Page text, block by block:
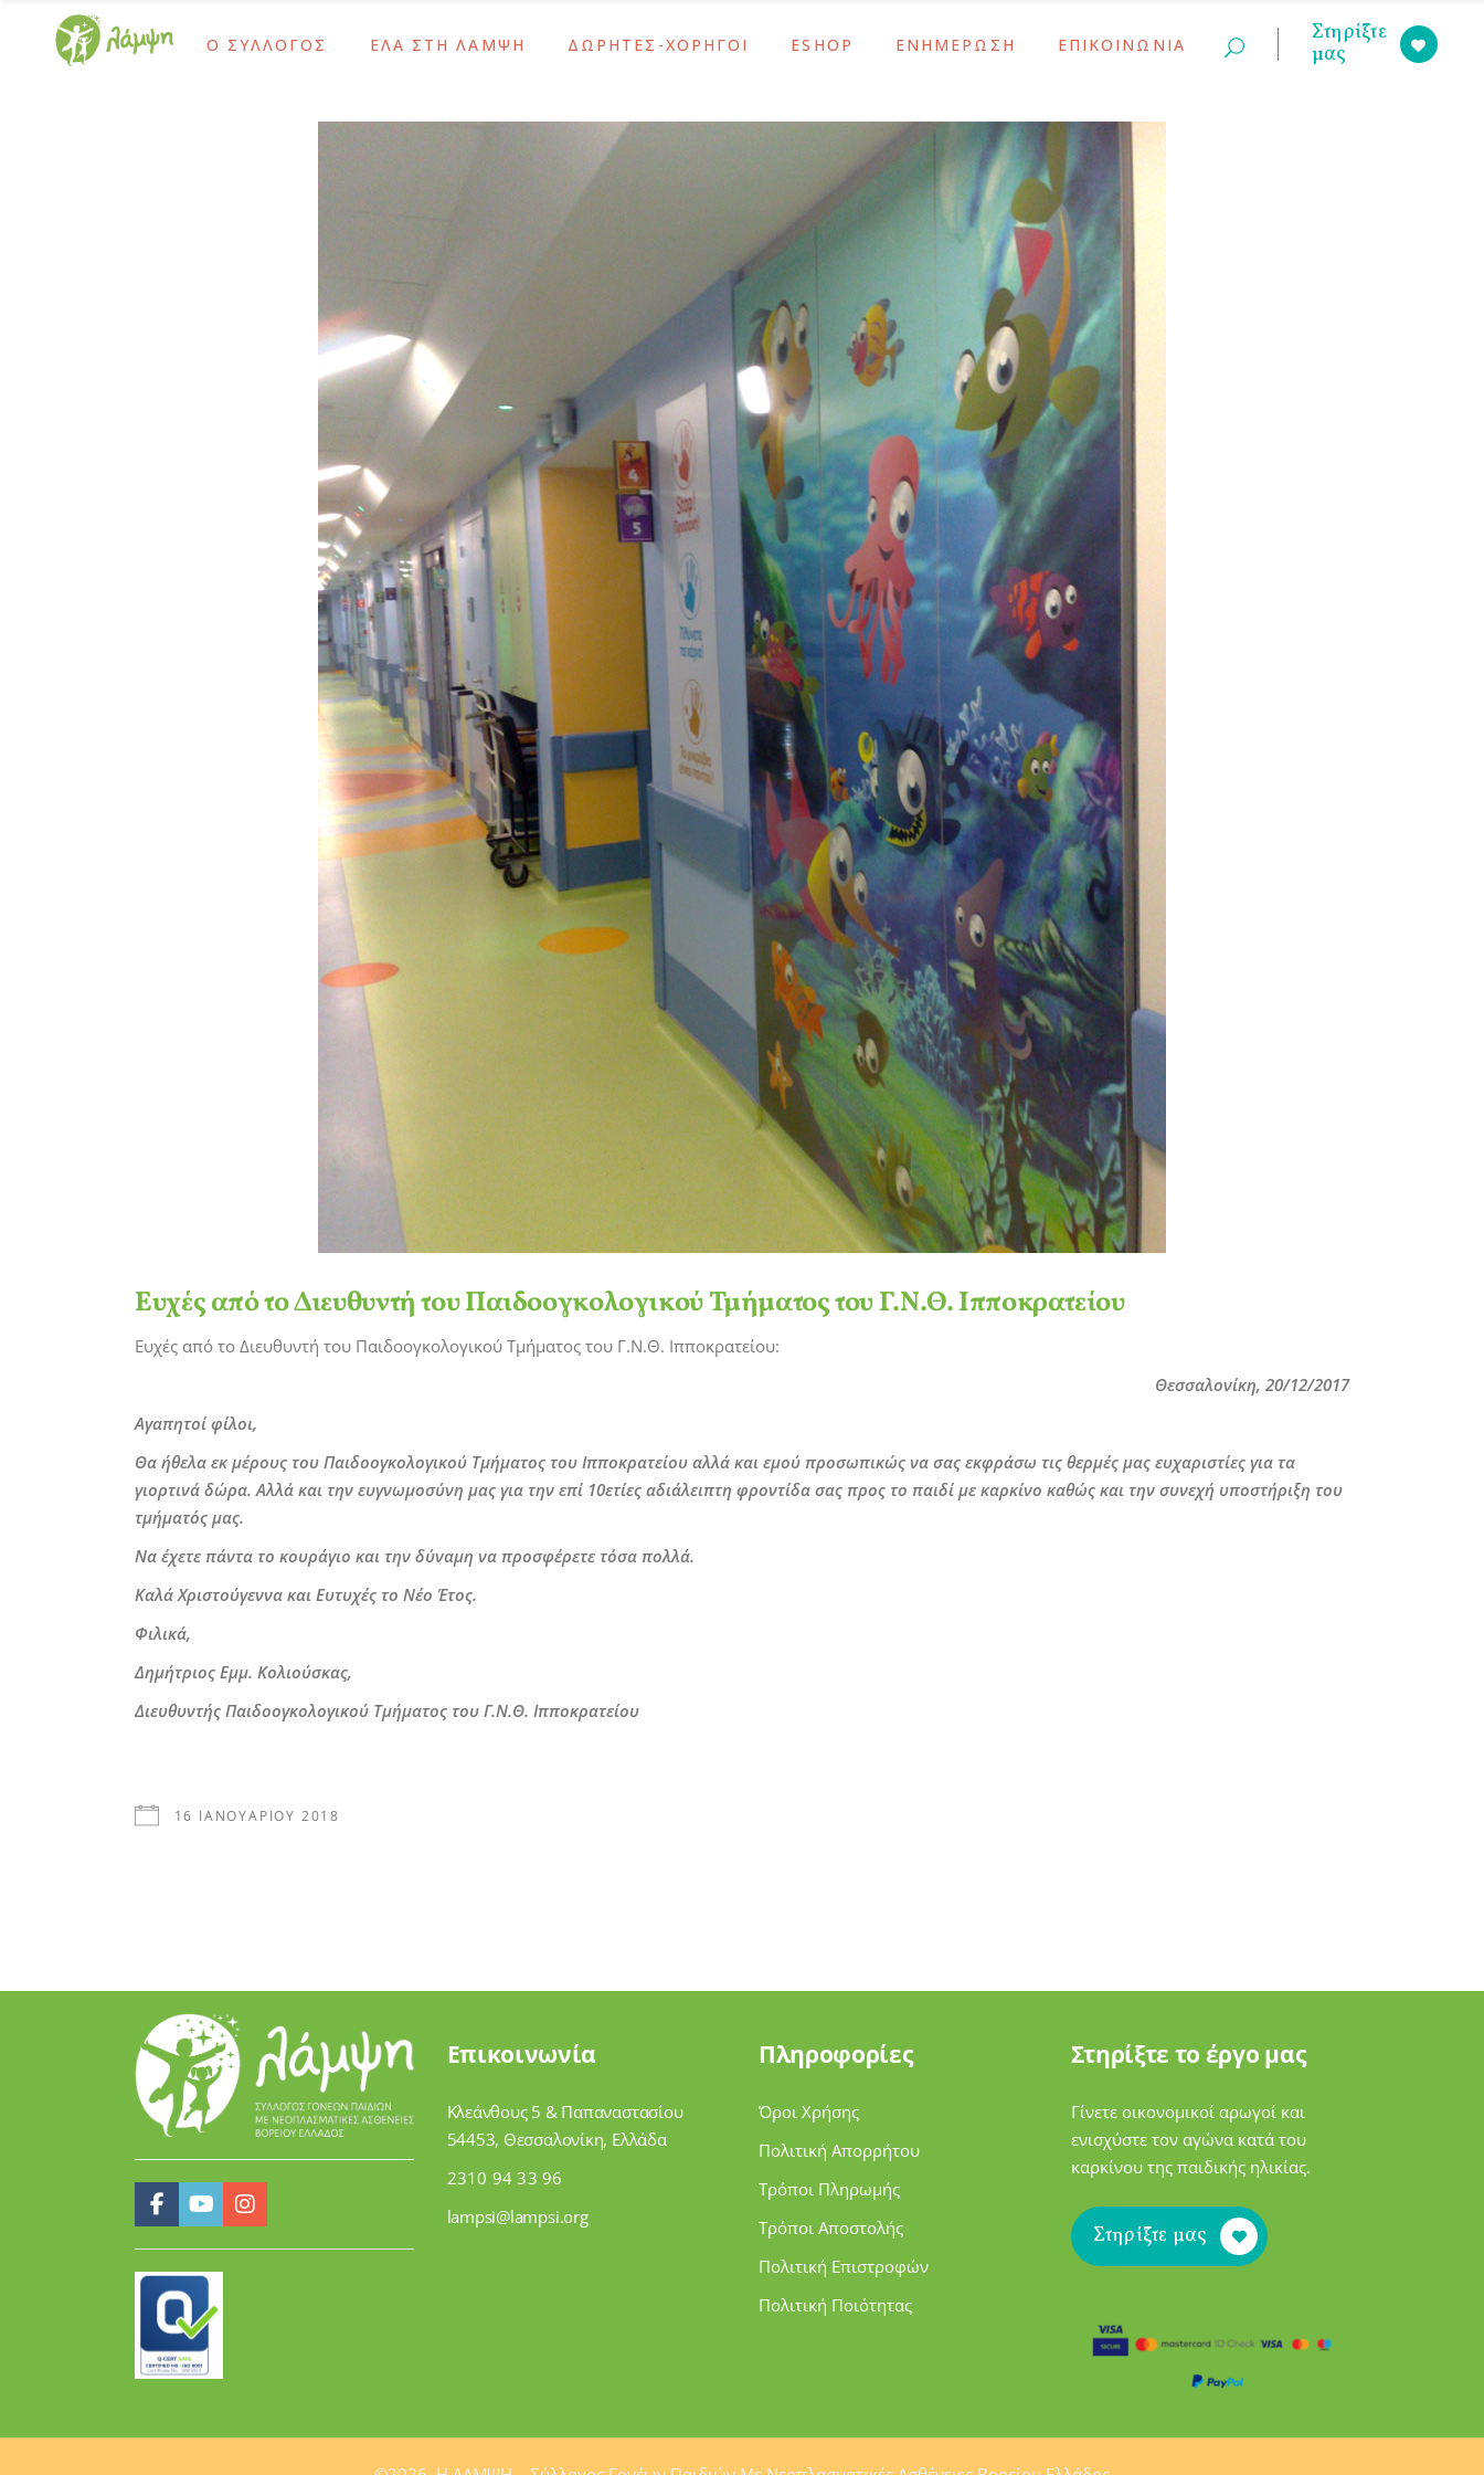
Ο ΣΥΛΛΟΓΟΣ
Διοικητικό Συμβούλιο – Προσωπικό
Ψυχοκοινωνική Ομάδα
Καρκίνος Παιδικής-Εφηβικής Ηλικίας
ΕΛΑ ΣΤΗ ΛΑΜΨΗ
Ως Τακτικό Μέλος
Ως Αρωγό Μέλος
Γίνε Εθελοντής Μας
Ως Δότης Αιμοπεταλίων
Ως Δότης Μυελού Των Οστών
Με Εταιρικές Δράσεις ΕΚΕ
ΔΩΡΗΤΕΣ-ΧΟΡΗΓΟΙ
Υποστηρίξτε το Έργο Μας
Αθανασία Τσακίρη
ΙΣΝ / SNF
Χορηγοί-Υποστηρικτές
ESHOP
Λάμψη
Κοσμήματα – Αξεσουάρ
Σχολικά & Είδη Γραφείου
Δώρα
ΕΝΗΜΕΡΩΣΗ
Νέα – Ανακοινώσεις
Ενημερώσεις Γονέων
Εκδηλώσεις
ΕΠΙΚΟΙΝΩΝΙΑ
Στηρίξτε
μας
Διοικητικό Συμβούλιο – Προσωπικό
Ψυχοκοινωνική Ομάδα
Οι Εθελοντές Μας
Καρκίνος Παιδικής-Εφηβικής Ηλικίας
Μετά τη Θεραπεία
Γίνε Εθελοντής Μας
Ως Δότης Αιμοπεταλίων
Ως Δότης Μυελού Των Οστών
Με Εταιρικές Δράσεις ΕΚΕ
ΙΣΝ / SNF
Χορηγοί-Υποστηρικτές
Σχολικά & Είδη Γραφείου
Εποχιακά
Εκδηλώσεις
Ευχές από το Διευθυντή του Παιδοογκολογικού Τμήματος του Γ.Ν.Θ. Ιπποκρατείου
Ευχές από το Διευθυντή του Παιδοογκολογικού Τμήματος του Γ.Ν.Θ. Ιπποκρατείου:
Θεσσαλονίκη, 20/12/2017
Αγαπητοί φίλοι,
Θα ήθελα εκ μέρους του Παιδοογκολογικού Τμήματος του Ιπποκρατείου αλλά και εμού προσωπικώς να σας εκφράσω τις θερμές μας ευχαριστίες για τα
γιορτινά δώρα. Αλλά και την ευγνωμοσύνη μας για την επί 10ετίες αδιάλειπτη φροντίδα σας προς το παιδί με καρκίνο καθώς και την συνεχή υποστήριξη του
τμήματός μας.
Να έχετε πάντα το κουράγιο και την δύναμη να προσφέρετε τόσα πολλά.
Καλά Χριστούγεννα και Ευτυχές το Νέο Έτος.
Φιλικά,
Δημήτριος Εμμ. Κολιούσκας,
Διευθυντής Παιδοογκολογικού Τμήματος του Γ.Ν.Θ. Ιπποκρατείου
16 ΙΑΝΟΥΑΡΊΟΥ 2018
Επικοινωνία
Κλεάνθους 5 & Παπαναστασίου
54453, Θεσσαλονίκη, Ελλάδα
2310 94 33 96
lampsi@lampsi.org
Πληροφορίες
Όροι Χρήσης
Πολιτική Απορρήτου
Τρόποι Πληρωμής
Τρόποι Αποστολής
Πολιτική Επιστροφών
Πολιτική Ποιότητας
Στηρίξτε το έργο μας
Γίνετε οικονομικοί αρωγοί και
ενισχύστε τον αγώνα κατά του
καρκίνου της παιδικής ηλικίας.
Στηρίξτε μας